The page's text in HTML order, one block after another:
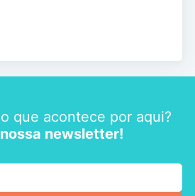
que acontece por aqui?
newsletter!